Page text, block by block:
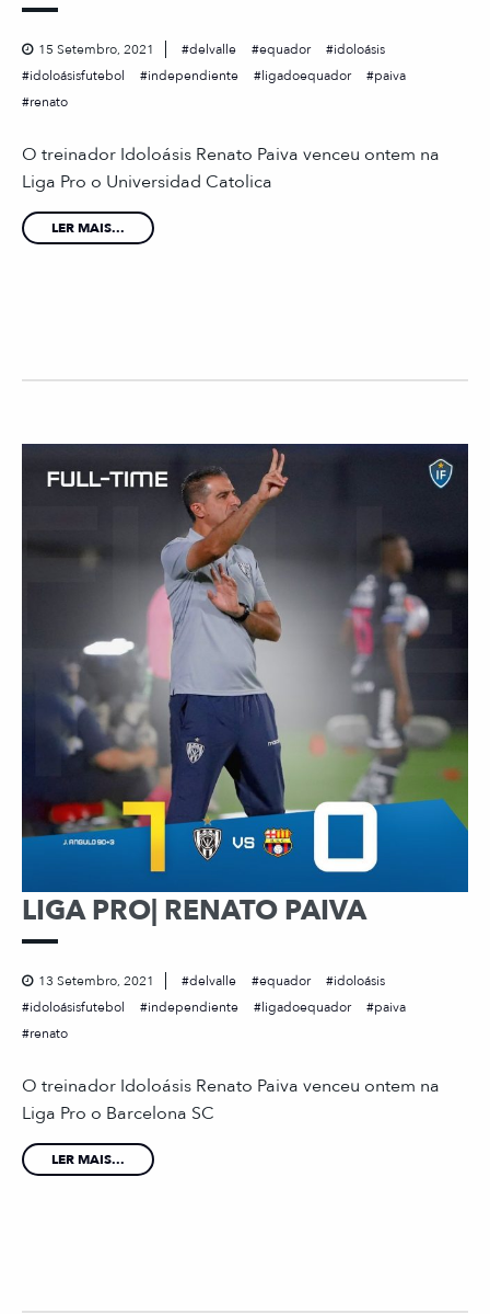
15 Setembro, 2021 delvalle equador
idoloásis
idoloásisfutebol
independiente ligadoequador
paiva
renato
O treinador Idoloásis Renato Paiva venceu ontem na
Liga Pro o Universidad Catolica
LER MAIS...
LIGA PRO| RENATO PAIVA
13 Setembro, 2021 delvalle equador
idoloásis
idoloásisfutebol
independiente ligadoequador
paiva
renato
O treinador Idoloásis Renato Paiva venceu ontem na
Liga Pro o Barcelona SC
LER MAIS...